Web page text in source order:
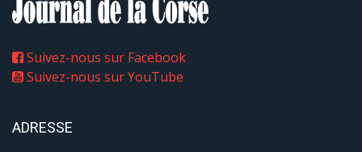
Suivez-nous sur Facebook
Suivez-nous sur YouTube
ADRESSE